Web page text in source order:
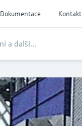
Dokumentace Kontakt